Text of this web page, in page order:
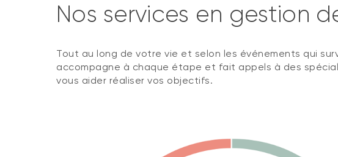
Nos services en gestion
Tout au long de votre vie et selon les événements qui
accompagne à chaque étape et fait appels à des
vous aider réaliser vos objectifs.